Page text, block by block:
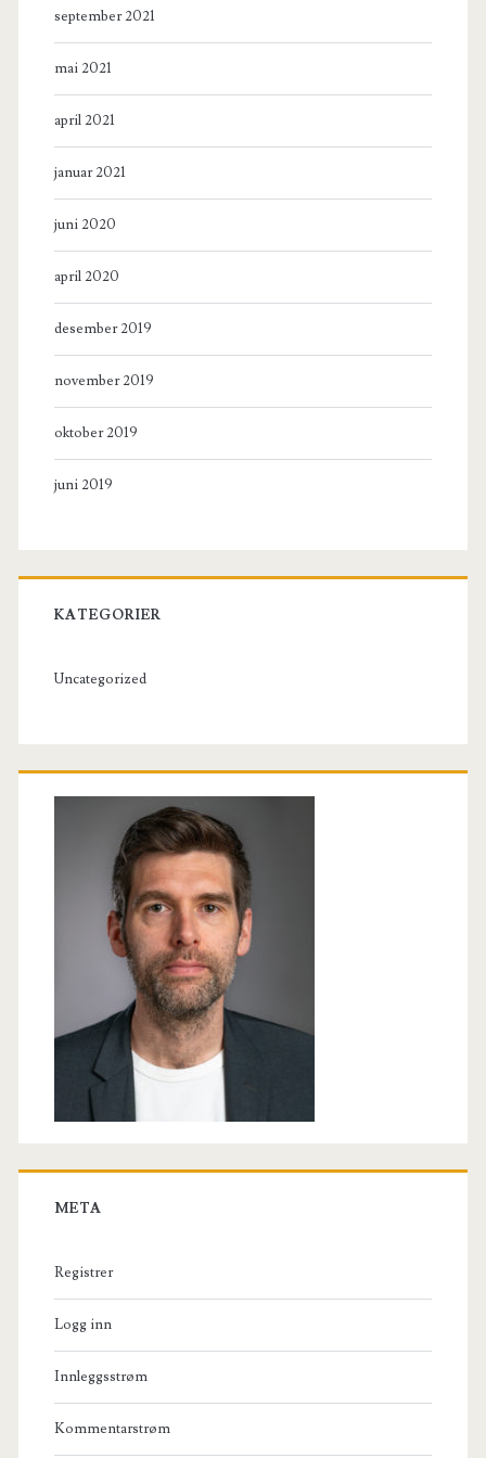
september 2021
mai 2021
april 2021
januar 2021
juni 2020
april 2020
desember 2019
november 2019
oktober 2019
juni 2019
KATEGORIER
Uncategorized
META
Registrer
Logg inn
Innleggsstrøm
Kommentarstrøm